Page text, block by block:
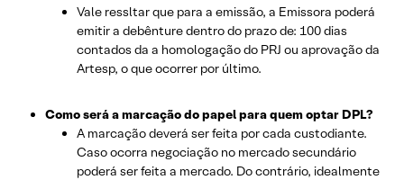
Vale ressltar que para a emissão, a Emissora poderá
emitir a debênture dentro do prazo de: 100 dias
contados da a homologação do PRJ ou aprovação da
Artesp, o que ocorrer por último.
Como será a marcação do papel para quem optar DPL?
A marcação deverá ser feita por cada custodiante.
Caso ocorra negociação no mercado secundário
poderá ser feita a mercado. Do contrário, idealmente